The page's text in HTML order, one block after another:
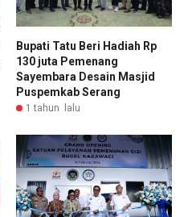
Bupati Tatu Beri Hadiah Rp
130 juta Pemenang
Sayembara Desain Masjid
Puspemkab Serang
1 tahun lalu